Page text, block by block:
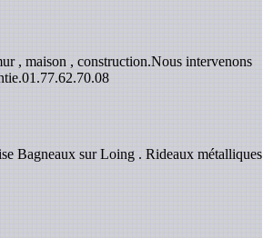
, maison , construction.Nous intervenons
01.77.62.70.08
Bagneaux sur Loing . Rideaux métalliques